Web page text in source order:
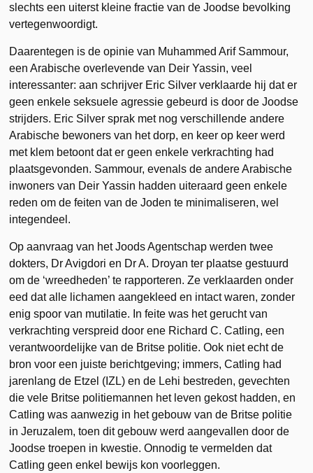
slechts een uiterst kleine fractie van de Joodse bevolking
vertegenwoordigt.
Daarentegen is de opinie van Muhammed Arif Sammour,
een Arabische overlevende van Deir Yassin, veel
interessanter: aan schrijver Eric Silver verklaarde hij dat er
geen enkele seksuele agressie gebeurd is door de Joodse
strijders. Eric Silver sprak met nog verschillende andere
Arabische bewoners van het dorp, en keer op keer werd
met klem betoont dat er geen enkele verkrachting had
plaatsgevonden. Sammour, evenals de andere Arabische
inwoners van Deir Yassin hadden uiteraard geen enkele
reden om de feiten van de Joden te minimaliseren, wel
integendeel.
Op aanvraag van het Joods Agentschap werden twee
dokters, Dr Avigdori en Dr A. Droyan ter plaatse gestuurd
om de ‘wreedheden’ te rapporteren. Ze verklaarden onder
eed dat alle lichamen aangekleed en intact waren, zonder
enig spoor van mutilatie. In feite was het gerucht van
verkrachting verspreid door ene Richard C. Catling, een
verantwoordelijke van de Britse politie. Ook niet echt de
bron voor een juiste berichtgeving; immers, Catling had
jarenlang de Etzel (IZL) en de Lehi bestreden, gevechten
die vele Britse politiemannen het leven gekost hadden, en
Catling was aanwezig in het gebouw van de Britse politie
in Jeruzalem, toen dit gebouw werd aangevallen door de
Joodse troepen in kwestie. Onnodig te vermelden dat
Catling geen enkel bewijs kon voorleggen.